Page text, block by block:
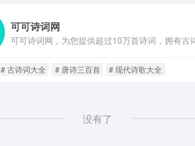
可可诗词网
# 古诗词大全 # 唐诗三百首 # 现代诗歌大全
没有了